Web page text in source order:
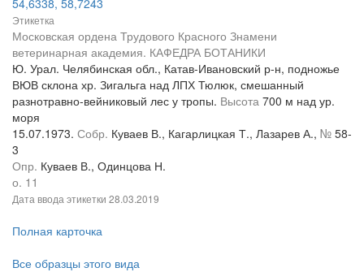
Этикетка
Московская ордена Трудового Красного Знамени
ветеринарная академия. КАФЕДРА БОТАНИКИ
Ю. Урал. Челябинская обл., Катав-Ивановский р-н, подножье
ВЮВ склона хр. Зигальга над ЛПХ Тюлюк, смешанный
разнотравно-вейниковый лес у тропы. Высота 700 м над ур.
моря
15.07.1973. Собр. Куваев В., Кагарлицкая Т., Лазарев А., № 58-
3
Опр. Куваев В., Одинцова Н.
о. 11
Дата ввода этикетки 28.03.2019
Полная карточка
Все образцы этого вида